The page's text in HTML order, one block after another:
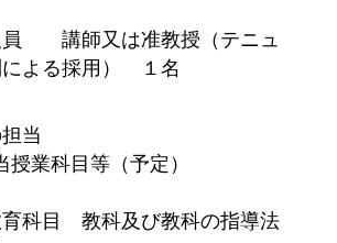
員 講師又は准教授（テニュ
による採用） １名
当
業科目等（予定）
目 教科及び教科の指導法